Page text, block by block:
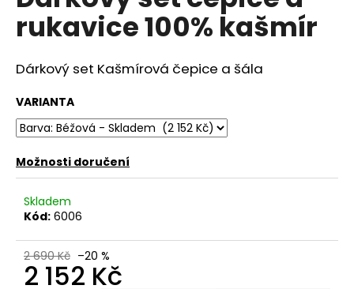
hvězdiček.
rukavice 100% kašmír
Dárkový set Kašmírová čepice a šála
VARIANTA
Možnosti doručení
Skladem
Kód: 6006
2 690 Kč –20 %
2 152 Kč
a
j
í
t
?
HLEDAT
D
o